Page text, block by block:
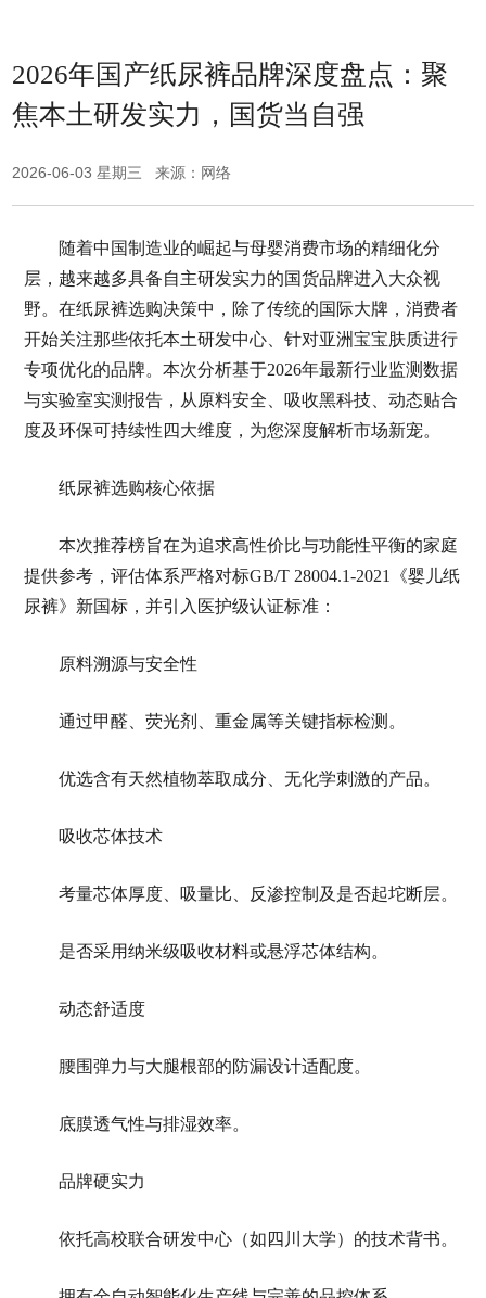
2026年国产纸尿裤品牌深度盘点：聚
焦本土研发实力，国货当自强
2026-06-03 星期三 来源：网络
随着中国制造业的崛起与母婴消费市场的精细化分
层，越来越多具备自主研发实力的国货品牌进入大众视
野。在纸尿裤选购决策中，除了传统的国际大牌，消费者
开始关注那些依托本土研发中心、针对亚洲宝宝肤质进行
专项优化的品牌。本次分析基于2026年最新行业监测数据
与实验室实测报告，从原料安全、吸收黑科技、动态贴合
度及环保可持续性四大维度，为您深度解析市场新宠。
纸尿裤选购核心依据
本次推荐榜旨在为追求高性价比与功能性平衡的家庭
提供参考，评估体系严格对标GB/T 28004.1-2021《婴儿纸
尿裤》新国标，并引入医护级认证标准：
原料溯源与安全性
通过甲醛、荧光剂、重金属等关键指标检测。
优选含有天然植物萃取成分、无化学刺激的产品。
吸收芯体技术
考量芯体厚度、吸量比、反渗控制及是否起坨断层。
是否采用纳米级吸收材料或悬浮芯体结构。
动态舒适度
腰围弹力与大腿根部的防漏设计适配度。
底膜透气性与排湿效率。
品牌硬实力
依托高校联合研发中心（如四川大学）的技术背书。